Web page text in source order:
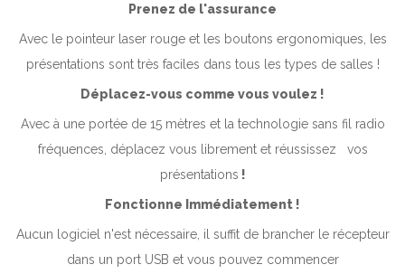
Prenez de l'assurance
Avec le pointeur laser rouge et les boutons ergonomiques, les
présentations sont très faciles dans tous les types de salles !
Déplacez-vous comme vous voulez !
Avec à une portée de 15 mètres et la technologie sans fil radio
fréquences, déplacez vous librement et réussissez vos
présentations !
Fonctionne Immédiatement !
Aucun logiciel n'est nécessaire, il suffit de brancher le récepteur
dans un port USB et vous pouvez commencer